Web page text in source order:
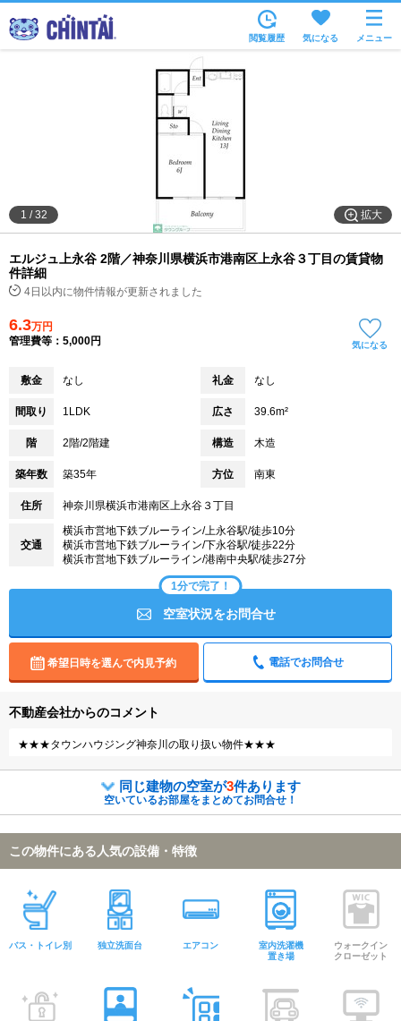
沿線・駅から
住所から
家賃相場から
不動産会社から
TOP
閲覧履歴 気になる メニュー
拡大
1 /32
エルジュ上永谷 2階／神奈川県横浜市港南区上永谷３丁目の賃貸物
件詳細
4日以内に物件情報が更新されました
6.3万円
管理費等：5,000円
気になる
敷金 なし 礼金 なし
間取り 1LDK 広さ 39.6m²
階 2階/2階建 構造 木造
築年数 築35年 方位 南東
住所 神奈川県横浜市港南区上永谷３丁目
交通
横浜市営地下鉄ブルーライン/上永谷駅/徒歩10分
横浜市営地下鉄ブルーライン/下永谷駅/徒歩22分
横浜市営地下鉄ブルーライン/港南中央駅/徒歩27分
1分で完了！
空室状況をお問合せ
希望日時を選んで内見予約 電話でお問合せ
不動産会社からのコメント
★★★タウンハウジング神奈川の取り扱い物件★★★
同じ建物の空室が3件あります
空いているお部屋をまとめてお問合せ！
この物件にある人気の設備・特徴
バス・トイレ別 独立洗面台 エアコン
室内洗濯機
置き場
ウォークイン
クローゼット